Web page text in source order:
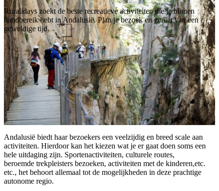
Ruralidays zoekt de beste recreatieve activiteiten die je binnen
handbereik hebt in Andalusië. Plan je bezoek en geniet van een
geweldige tijd.
Andalusië biedt haar bezoekers een veelzijdig en breed scale aan
activiteiten. Hierdoor kan het kiezen wat je er gaat doen soms een
hele uitdaging zijn. Sportenactiviteiten, culturele routes,
beroemde trekpleisters bezoeken, activiteiten met de kinderen,etc.
etc., het behoort allemaal tot de mogelijkheden in deze prachtige
autonome regio.